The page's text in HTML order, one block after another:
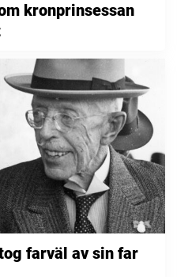
kronprinsessan
farväl av sin far